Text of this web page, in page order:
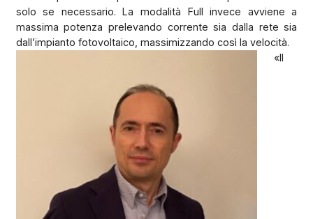
solo se necessario. La modalità Full invece avviene a
massima potenza prelevando corrente sia dalla rete sia
dall’impianto fotovoltaico, massimizzando così la velocità.
«Il